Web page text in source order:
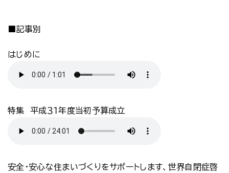
■記事別
はじめに
特集 平成３１年度当初予算成立
安全・安心な住まいづくりをサポートします、世界自閉症啓